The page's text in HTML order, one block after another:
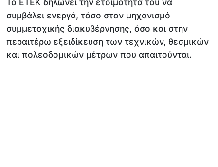
Το ΕΤΕΚ δηλώνει την ετοιμότητά του να
συμβάλει ενεργά, τόσο στον μηχανισμό
συμμετοχικής διακυβέρνησης, όσο και στην
περαιτέρω εξειδίκευση των τεχνικών, θεσμικών
και πολεοδομικών μέτρων που απαιτούνται.